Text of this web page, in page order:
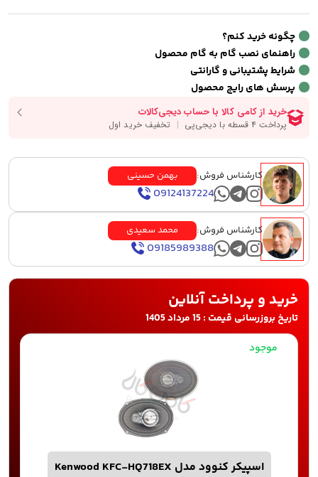
چگونه خرید کنم؟
راهنمای نصب گام به گام محصول
شرایط پشتیبانی و گارانتی
پرسش های رایج محصول
کارشناس فروش: بهمن حسینی
09124137224
کارشناس فروش: محمد سعیدی
09185989388
خرید و پرداخت آنلاین
تاریخ بروزرسانی قیمت : 15 مرداد 1405
موجود
اسپیکر کنوود مدل Kenwood KFC-HQ718EX